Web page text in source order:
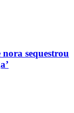
nora sequestrou